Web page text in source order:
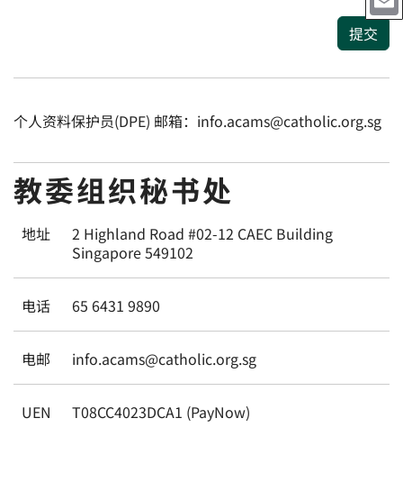
提交
个人资料保护员(DPE) 邮箱：info.acams@catholic.org.sg
教委组织秘书处
地址
2 Highland Road #02-12 CAEC Building
Singapore 549102
电话 65 6431 9890
电邮 info.acams@catholic.org.sg
UEN T08CC4023DCA1 (PayNow)